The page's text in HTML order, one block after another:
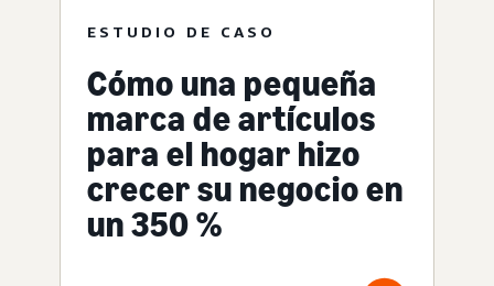
ESTUDIO DE CASO
Cómo una pequeña
marca de artículos
para el hogar hizo
crecer su negocio en
un 350 %